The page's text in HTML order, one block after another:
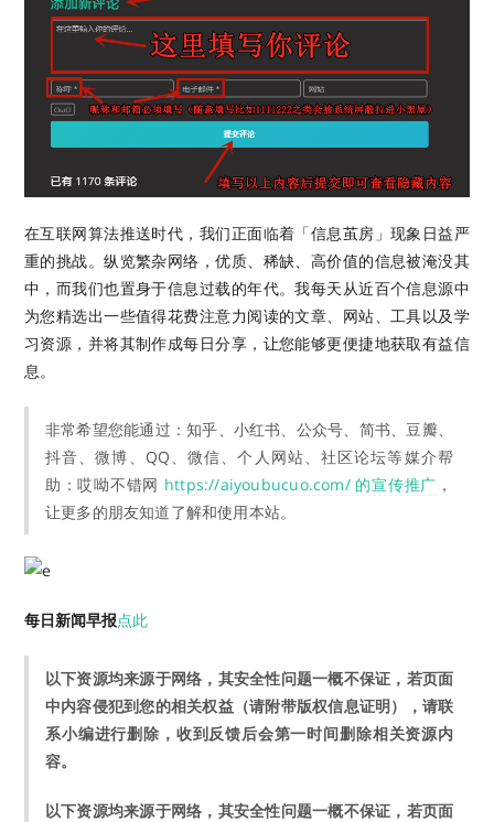
在互联网算法推送时代，我们正面临着「信息茧房」现象日益严
重的挑战。纵览繁杂网络，优质、稀缺、高价值的信息被淹没其
中，而我们也置身于信息过载的年代。我每天从近百个信息源中
为您精选出一些值得花费注意力阅读的文章、网站、工具以及学
习资源，并将其制作成每日分享，让您能够更便捷地获取有益信
息。
非常希望您能通过：知乎、小红书、公众号、简书、豆瓣、
抖音、微博、QQ、微信、个人网站、社区论坛等媒介帮
助：哎呦不错网 https://aiyoubucuo.com/ 的宣传推广 ，
让更多的朋友知道了解和使用本站。
每日新闻早报点此
以下资源均来源于网络，其安全性问题一概不保证，若页面
中内容侵犯到您的相关权益（请附带版权信息证明），请联
系小编进行删除，收到反馈后会第一时间删除相关资源内
容。
以下资源均来源于网络，其安全性问题一概不保证，若页面